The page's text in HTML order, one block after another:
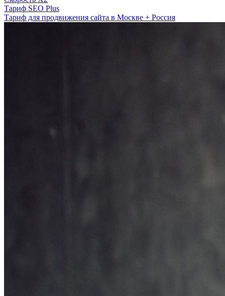
Тариф SEO Plus
Тариф для продвижения сайта в Москве + Россия